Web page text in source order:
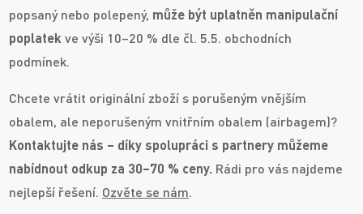
popsaný nebo polepený, může být uplatněn manipulační
poplatek ve výši 10–20 % dle čl. 5.5. obchodních
podmínek.
Chcete vrátit originální zboží s porušeným vnějším
obalem, ale neporušeným vnitřním obalem (airbagem)?
Kontaktujte nás – díky spolupráci s partnery můžeme
nabídnout odkup za 30–70 % ceny. Rádi pro vás najdeme
nejlepší řešení. Ozvěte se nám